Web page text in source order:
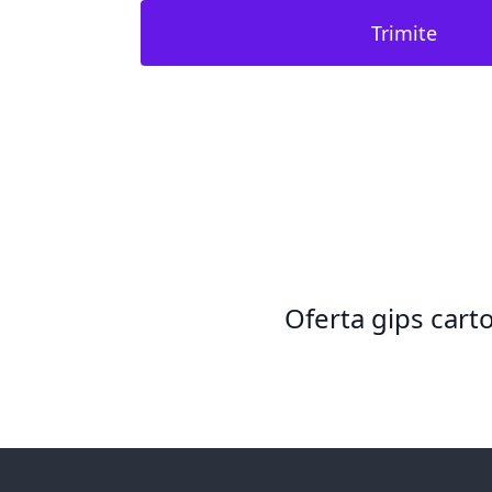
Trimite
Oferta gips